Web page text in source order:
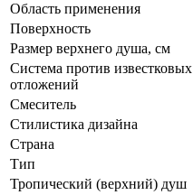
Область применения
Поверхность
Размер верхнего душа, см
Система против известковых
отложений
Смеситель
Стилистика дизайна
Страна
Тип
Тропический (верхний) душ